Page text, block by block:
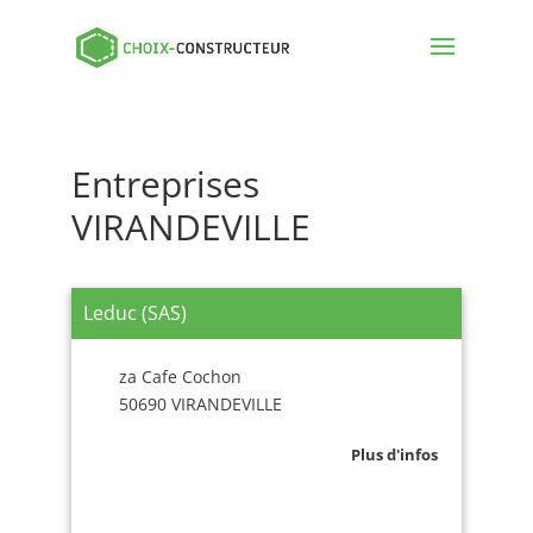
Entreprises
VIRANDEVILLE
Leduc (SAS)
za Cafe Cochon
50690 VIRANDEVILLE
Plus d'infos